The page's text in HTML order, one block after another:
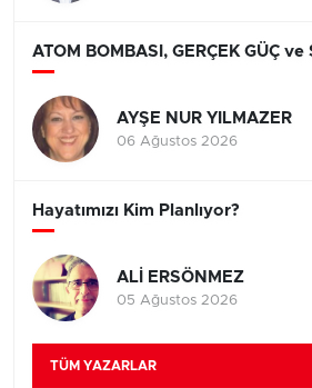
ATOM BOMBASI, GERÇEK GÜÇ ve
AYŞE NUR YILMAZER
06 Ağustos 2026
Hayatımızı Kim Planlıyor?
ALİ ERSÖNMEZ
05 Ağustos 2026
TÜM YAZARLAR